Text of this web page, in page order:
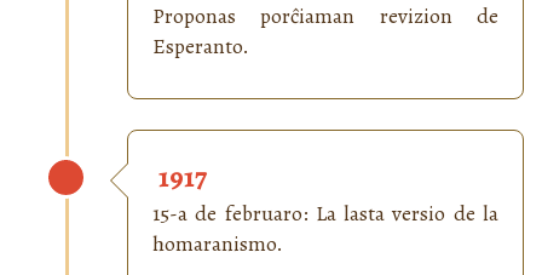
Proponas porĉiaman revizion de
Esperanto.
1917
15-a de februaro: La lasta versio de la
homaranismo.